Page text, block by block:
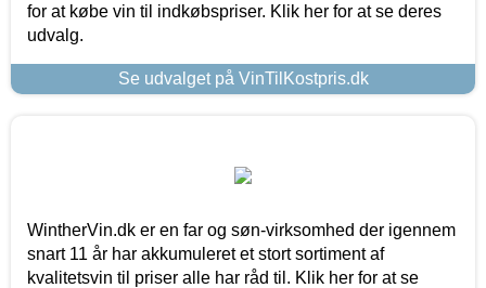
for at købe vin til indkøbspriser. Klik her for at se deres
udvalg.
Se udvalget på VinTilKostpris.dk
WintherVin.dk er en far og søn-virksomhed der igennem
snart 11 år har akkumuleret et stort sortiment af
kvalitetsvin til priser alle har råd til. Klik her for at se